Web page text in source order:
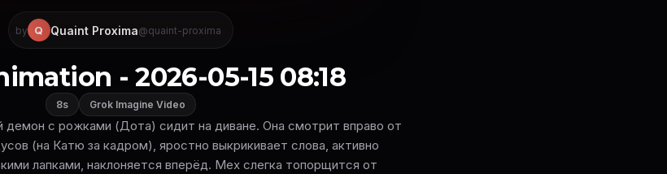
by Q Quaint Proxima@quaint-proxima
- 2026-05-15 08:18
8s Grok Imagine Video
демон с рожками (Дота) сидит на диване. Она смотрит вправо от
(на Катю за кадром), яростно выкрикивает слова, активно
лапками, наклоняется вперёд. Мех слегка топорщится от